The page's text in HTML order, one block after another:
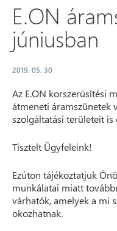
E.ON
júniusban
2019. 05. 30
Az E.ON korszerűsítési
átmeneti áramszünetek
szolgáltatási területeit is
Tisztelt Ügyfeleink!
Ezúton tájékoztatjuk
munkálatai miatt
várhatók, amelyek a mi
okozhatnak.